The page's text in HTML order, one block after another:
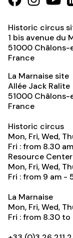
Historic circus
1 bis avenue du
51000 Châlons-
France
La Marnaise site
Allée Jack Ralite
51000 Châlons-
France
Historic circus
Mon, Fri, Wed,
Fri : from 8.30
Resource Center
Mon, Fri, Wed,
Fri : from 9 am -
La Marnaise
Mon, Fri, Wed,
Fri : from 8.30 to